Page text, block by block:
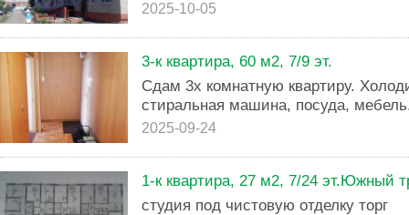
2025-10-05
3-к квартира, 60 м2, 7/9 эт.
Сдам 3х комнатную квартиру.
стиральная машина, посуда,
2025-09-24
1-к квартира, 27 м2, 7/24 эт.Южный
студия под чистовую отделку торг